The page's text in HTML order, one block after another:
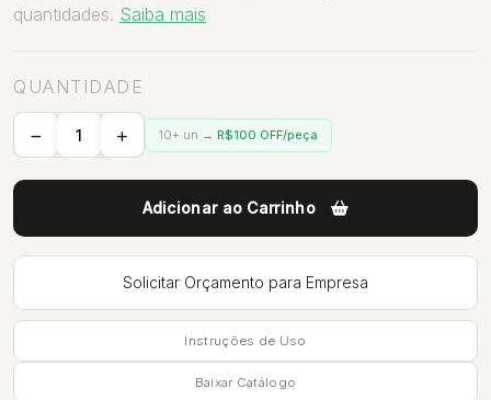
quantidades. Saiba mais
QUANTIDADE
10+ un → R$100 OFF/peça
Adicionar ao Carrinho
Solicitar Orçamento para Empresa
Instruções de Uso
Baixar Catálogo